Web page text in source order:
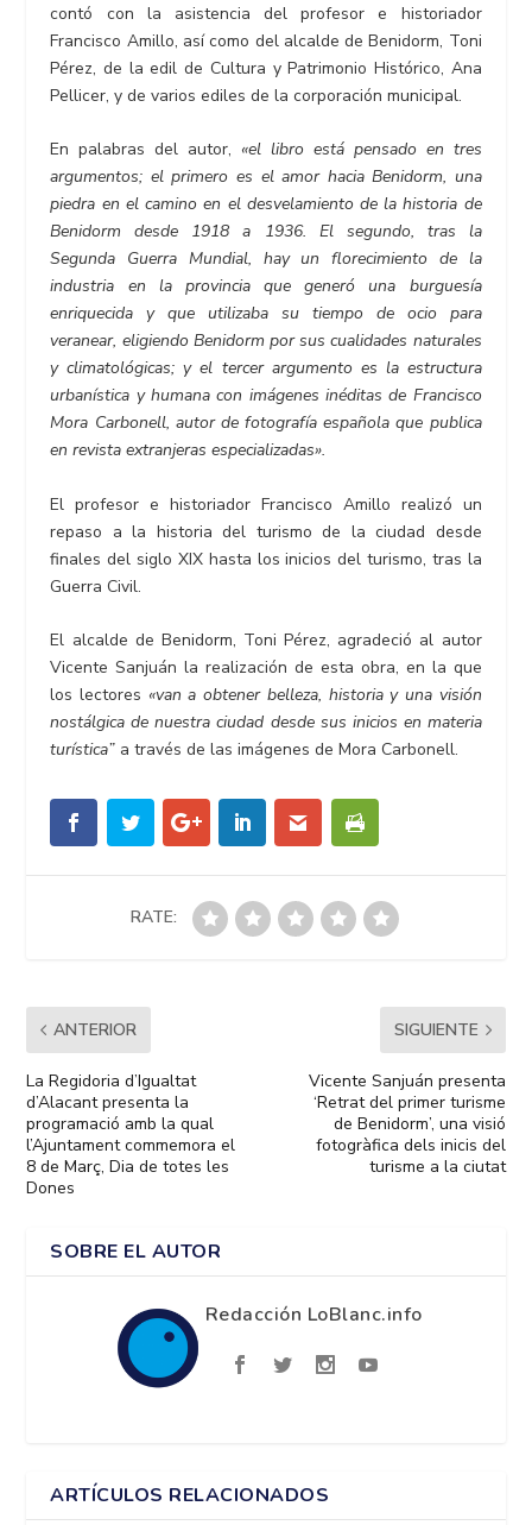
contó con la asistencia del profesor e historiador
Francisco Amillo, así como del alcalde de Benidorm, Toni
Pérez, de la edil de Cultura y Patrimonio Histórico, Ana
Pellicer, y de varios ediles de la corporación municipal.
En palabras del autor, «el libro está pensado en tres
argumentos; el primero es el amor hacia Benidorm, una
piedra en el camino en el desvelamiento de la historia de
Benidorm desde 1918 a 1936. El segundo, tras la
Segunda Guerra Mundial, hay un florecimiento de la
industria en la provincia que generó una burguesía
enriquecida y que utilizaba su tiempo de ocio para
veranear, eligiendo Benidorm por sus cualidades naturales
y climatológicas; y el tercer argumento es la estructura
urbanística y humana con imágenes inéditas de Francisco
Mora Carbonell, autor de fotografía española que publica
en revista extranjeras especializadas».
El profesor e historiador Francisco Amillo realizó un
repaso a la historia del turismo de la ciudad desde
finales del siglo XIX hasta los inicios del turismo, tras la
Guerra Civil.
El alcalde de Benidorm, Toni Pérez, agradeció al autor
Vicente Sanjuán la realización de esta obra, en la que
los lectores «van a obtener belleza, historia y una visión
nostálgica de nuestra ciudad desde sus inicios en materia
turística” a través de las imágenes de Mora Carbonell.
RATE:
ANTERIOR
La Regidoria d’Igualtat
d’Alacant presenta la
programació amb la qual
l’Ajuntament commemora el
8 de Març, Dia de totes les
Dones
SIGUIENTE
Vicente Sanjuán presenta
‘Retrat del primer turisme
de Benidorm’, una visió
fotogràfica dels inicis del
turisme a la ciutat
SOBRE EL AUTOR
Redacción LoBlanc.info
ARTÍCULOS RELACIONADOS